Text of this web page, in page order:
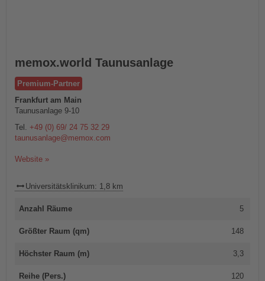
memox.world Taunusanlage
Premium-Partner
Frankfurt am Main
Taunusanlage 9-10
Tel. +49 (0) 69/ 24 75 32 29
taunusanlage@memox.com
Website »
Universitätsklinikum: 1,8 km
Anzahl Räume 5
Größter Raum (qm) 148
Höchster Raum (m) 3,3
Reihe (Pers.) 120